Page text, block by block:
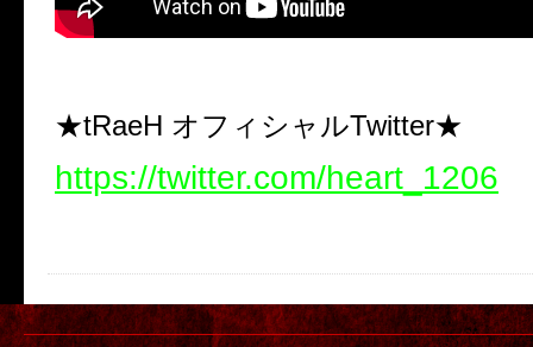
★tRaeH オフィシャルTwitter★
https://twitter.com/heart_1206